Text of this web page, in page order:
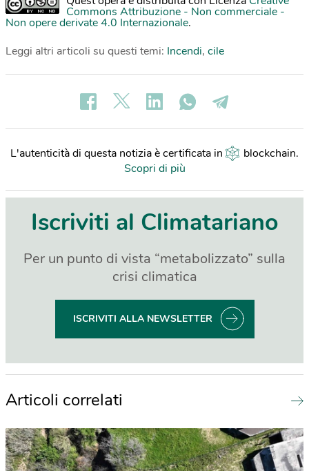
Commons Attribuzione - Non commerciale -
Non opere derivate 4.0 Internazionale.
Leggi altri articoli su questi temi: Incendi, cile
L'autenticità di questa notizia è certificata in blockchain.
Scopri di più
Iscriviti al Climatariano
Per un punto di vista “metabolizzato” sulla
crisi climatica
ISCRIVITI ALLA NEWSLETTER
Articoli correlati